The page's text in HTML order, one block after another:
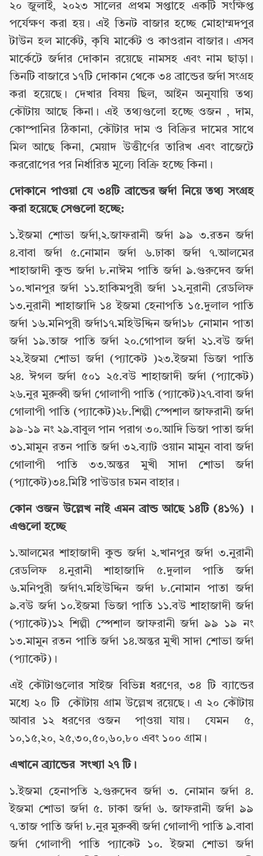
২০ জুলাই, ২০২৩ সালের প্রথম সপ্তাহে একটি সংক্ষিপ্ত
পর্যেক্ষণ করা হয়। এই তিনট বাজার হচ্ছে মোহাম্মদপুর
টাউন হল মার্কেট, কৃষি মার্কেট ও কাওরান বাজার। এসব
মার্কেটে জর্দার দোকান রয়েছে নামসহ এবং নাম ছাড়া।
তিনটি বাজারে ১৭টি দোকান থেকে ৩৪ ব্রান্ডের জর্দা সংগ্রহ
করা হয়েছে। দেখার বিষয় ছিল, আইন অনুযায়ি তথ্য
কৌটায় আছে কিনা। এই তথ্যগুলো হচ্ছে ওজন , দাম,
কোম্পানির ঠিকানা, কৌটার দাম ও বিক্রির দামের সাথে
মিল আছে কিনা, মেয়াদ উত্তীর্ণের তারিখ এবং বাজেটে
কররোপের পর নির্ধারিত মূল্যে বিক্রি হচ্ছে কিনা।
দোকানে পাওয়া যে ৩৪টি ব্রান্ডের জর্দা নিয়ে তথ্য সংগ্রহ
করা হয়েছে সেগুলো হচ্ছে:
১.ইজমা শোভা জর্দা,২.জাফরানী জর্দা ৯৯ ৩.রতন জর্দা
৪.বাবা জর্দা ৫.নোমান জর্দা ৬.ঢাকা জর্দা ৭.আলমের
শাহাজাদী কুন্ড জর্দা ৮.নাঈম পাতি জর্দা ৯.গুরুদেব জর্দা
১০.খানপুর জর্দা ১১.হাকিমপুরী জর্দা ১২.নুরানী রেডলিফ
১৩.নুরানী শাহাজাদি ১৪ ইজমা হেনাপতি ১৫.দুলাল পাতি
জর্দা ১৬.মনিপুরী জর্দা১৭.মহিউদ্দিন জর্দা১৮ নোমান পাতা
জর্দা ১৯.তাজ পাতি জর্দা ২০.গোপাল জর্দা ২১.বউ জর্দা
২২.ইজমা শোভা জর্দা (প্যাকেট )২৩.ইজমা ভিজা পাতি
২৪. ঈগল জর্দা ৫০১ ২৫.বউ শাহাজাদী জর্দা (প্যাকেট)
২৬.নুর মুরুব্বী জর্দা গোলাপী পাতি (প্যাকেট)২৭.বাবা জর্দা
গোলাপী পাতি (প্যাকেট)২৮.শিল্পী স্পেশাল জাফরানী জর্দা
৯৯-১৯ নং ২৯.বাবুল পান পরাগ ৩০.আদি ভিজা পাতা জর্দা
৩১.মামুন রতন পাতি জর্দা ৩২.ব্যাট ওয়ান মামুন বাবা জর্দা
গোলাপী পাতি ৩৩.অন্তর মুখী সাদা শোভা জর্দা
(প্যাকেট)৩৪.মিষ্টি পাউডার চমন বাহার।
কোন ওজন উল্লেখ নাই এমন ব্রান্ড আছে ১৪টি (৪১%) ।
এগুলো হচ্ছে
১.আলমের শাহাজাদী কুন্ড জর্দা ২.খানপুর জর্দা ৩.নুরানী
রেডলিফ ৪.নুরানী শাহাজাদি ৫.দুলাল পাতি জর্দা
৬.মনিপুরী জর্দা৭.মহিউদ্দিন জর্দা ৮.নোমান পাতা জর্দা
৯.বউ জর্দা ১০.ইজমা ভিজা পাতি ১১.বউ শাহাজাদী জর্দা
(প্যাকেট)১২ শিল্পী স্পেশাল জাফরানী জর্দা ৯৯ ১৯ নং
১৩.মামুন রতন পাতি জর্দা ১৪.অন্তর মুখী সাদা শোভা জর্দা
(প্যাকেট)।
এই কৌটাগুলোর সাইজ বিভিন্ন ধরণের, ৩৪ টি ব্যান্ডের
মধ্যে ২০ টি কৌটায় গ্রাম উল্লেখ রয়েছে। এ ২০ কৌটায়
আবার ১২ ধরণের ওজন পা্ওয়া যায়। যেমন ৫,
১০,১৫,২০, ২৫,৩০,৫০,৬০,৮০ এবং ১০০ গ্রাম।
এখানে ব্র্যান্ডের সংখ্যা ২৭ টি।
১.ইজমা হেনাপতি ২.গুরুদেব জর্দা ৩. নোমান জর্দা ৪.
ইজমা শোভা জর্দা ৫. ঢাকা জর্দা ৬. জাফরানী জর্দা ৯৯
৭.তাজ পাতি জর্দা ৮.নুর মুরুব্বী জর্দা গোলাপী পাতি ৯.বাবা
জর্দা গোলাপী পাতি প্যাকেট ১০. ইজমা শোভা জর্দা